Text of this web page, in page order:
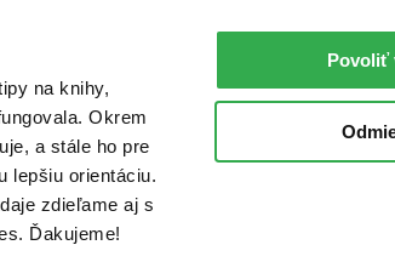
na knihy,
Okrem
a stále ho pre
lepšiu orientáciu.
zdieľame aj s
Ďakujeme!
Povoliť